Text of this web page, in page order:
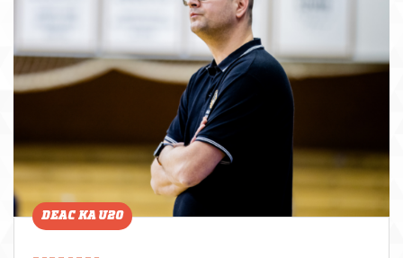
DEAC KA U20